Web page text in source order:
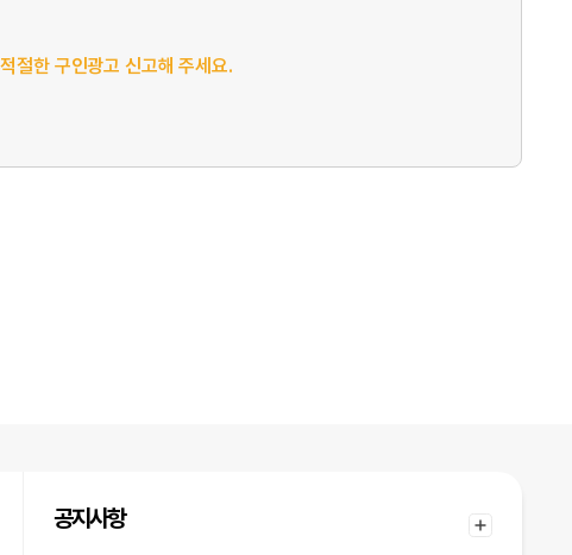
절한 구인광고 신고해 주세요.
공지사항